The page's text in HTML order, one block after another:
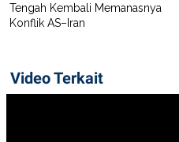
Tengah Kembali Memanasnya
Konflik AS–Iran
Video Terkait